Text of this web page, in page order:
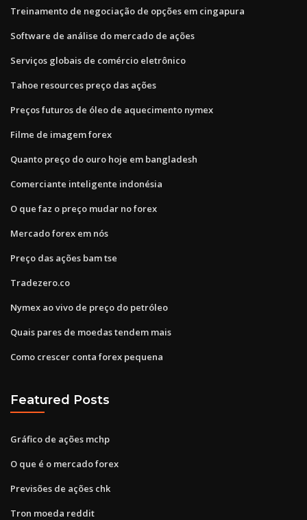
Treinamento de negociação de opções em cingapura
Software de análise do mercado de ações
Serviços globais de comércio eletrônico
Tahoe resources preço das ações
Preços futuros de óleo de aquecimento nymex
Filme de imagem forex
Quanto preço do ouro hoje em bangladesh
Comerciante inteligente indonésia
O que faz o preço mudar no forex
Mercado forex em nós
Preço das ações bam tse
Tradezero.co
Nymex ao vivo de preço do petróleo
Quais pares de moedas tendem mais
Como crescer conta forex pequena
Featured Posts
Gráfico de ações mchp
O que é o mercado forex
Previsões de ações chk
Tron moeda reddit